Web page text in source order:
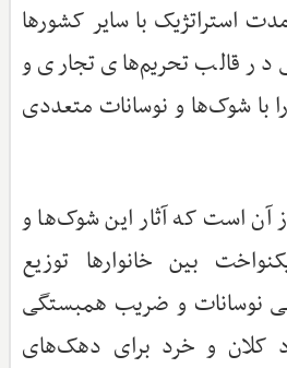
استراتژیک با سایر کشورها
در قالب تحریم‌های تجاری و
با شوک‌ها و نوسانات متعددی
آن است که آثار این شوک‌ها و
بین خانوارها توزیع
نوسانات و ضریب همبستگی
کلان و خرد برای دهک‌های